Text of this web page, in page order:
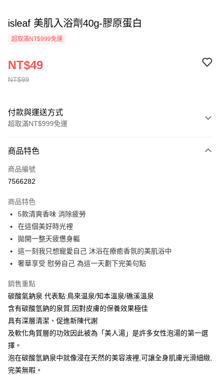
isleaf 美肌入浴劑40g-膠原蛋白
超取滿NT$999免運
NT$99
NT$49
付款與運送方式
超取滿NT$999免運
信用卡一次付款
超商取貨付款
Apple Pay
街口支付
悠遊付
Google Pay
AFTEE先享後付
相關說明
【關於「AFTEE先享後付」】
AFTEE先享後付是「在收到商品之後才付款」的支付方式。 讓您購物簡單
便利好安心！
１．簡單：不需註冊會員、不需綁卡、不需儲值。
２．便利：只要手機號碼，簡訊認證，即可結帳。
【「AFTEE先享後付」結帳流程】
全家取貨付款
每筆NT$80，滿NT$999(含以上)免運費
商品特色
商品編號
7566282
商品特色
5款清爽香味 消除疲勞
在這個美好時光裡
拋開一整天疲憊身軀
這一刻我只想寵愛自己 沐浴在療癒香氛的美肌浴中
奢華享受 慰勞自己 為這一天劃下完美句點
銷售重點
碳酸氣鈉泉 代表點:鳥來温泉/知本溫泉/礁溪溫泉
含有碳酸氫鈉的泉質,因對皮膚的保養效果極佳
具有深層清潔、促進新陳代謝
及軟化角質層的功效因此被為「美人湯」是許多女性泡湯的第一選
擇。
泡在碳酸氫鈉泉中就像浸在天然的美容液裡,可讓全身肌膚光滑細緻,
完美無暇。